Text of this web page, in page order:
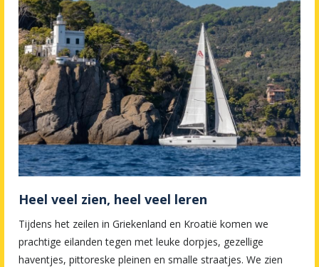
Heel veel zien, heel veel leren
Tijdens het zeilen in Griekenland en Kroatië komen we
prachtige eilanden tegen met leuke dorpjes, gezellige
haventjes, pittoreske pleinen en smalle straatjes. We zien